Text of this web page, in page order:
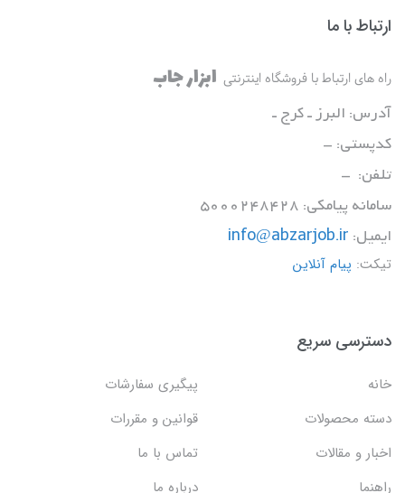
ارتباط با ما
راه های ارتباط با فروشگاه اینترنتی ابزار جاب
آدرس: البرز ـ کرج ـ
کدپستی: -
تلفن: -
سامانه پیامکی: 5000248428
ایمیل: info@abzarjob.ir
تیکت: پیام آنلاین
دسترسی سریع
خانه
پیگیری سفارشات
دسته محصولات
قوانین و مقررات
اخبار و مقالات
تماس با ما
راهنما
درباره ما